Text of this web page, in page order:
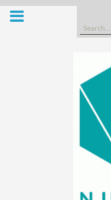
Skip
Search
for: